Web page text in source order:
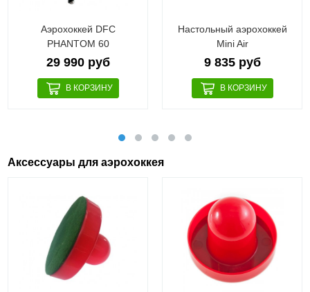
Аэрохоккей DFC
PHANTOM 60
29 990 руб
Настольный аэрохоккей
Mini Air
9 835 руб
Аксессуары для аэрохоккея